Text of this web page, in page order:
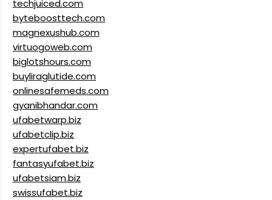
techjuiced.com
byteboosttech.com
magnexushub.com
virtuogoweb.com
biglotshours.com
buyliraglutide.com
onlinesafemeds.com
gyanibhandar.com
ufabetwarp.biz
ufabetclip.biz
expertufabet.biz
fantasyufabet.biz
ufabetsiam.biz
swissufabet.biz